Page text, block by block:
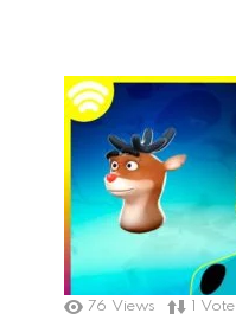
76 Views 1 Vote